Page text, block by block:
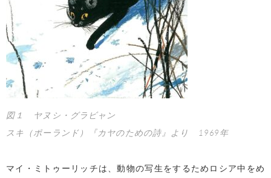
図１ ヤヌシ・グラビャン
スキ（ポーランド）『カヤのための詩』より 1969年
マイ・ミトゥーリッチは、動物の写生をするためロシア中をめ